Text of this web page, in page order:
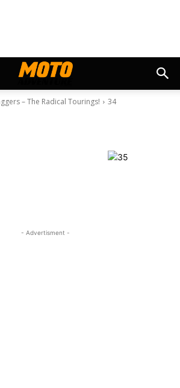
– The Radical Tourings! 34
- Advertisment -